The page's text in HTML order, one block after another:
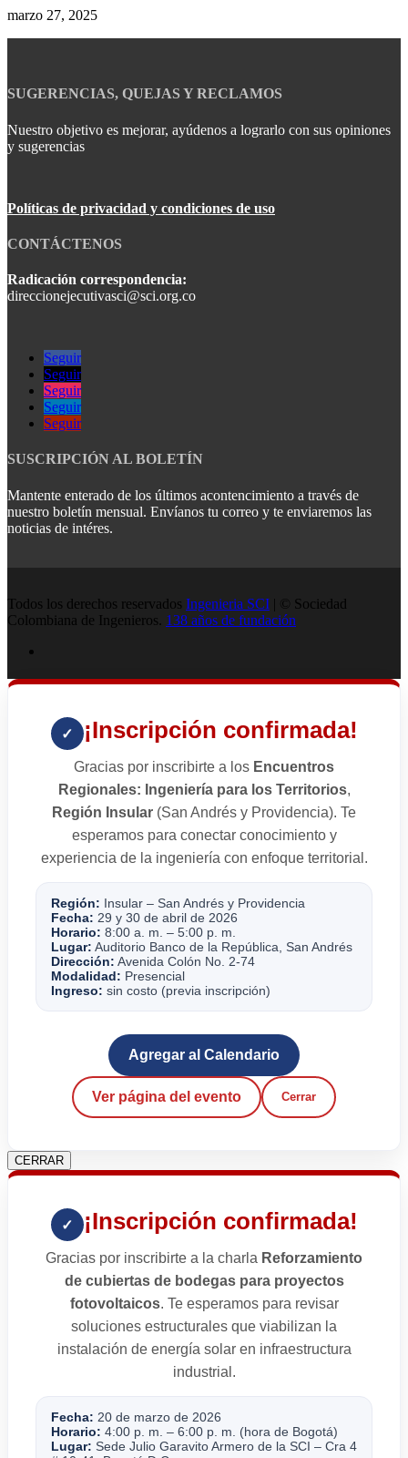
marzo 27, 2025
SUGERENCIAS, QUEJAS Y RECLAMOS
Nuestro objetivo es mejorar, ayúdenos a lograrlo con sus opiniones
y sugerencias
Políticas de privacidad y condiciones de uso
CONTÁCTENOS
Radicación correspondencia:
direccionejecutivasci@sci.org.co
Seguir
Seguir
Seguir
Seguir
Seguir
SUSCRIPCIÓN AL BOLETÍN
Mantente enterado de los últimos acontencimiento a través de
nuestro boletín mensual. Envíanos tu correo y te enviaremos las
noticias de intéres.
Todos los derechos reservados Ingenieria SCI | © Sociedad
Colombiana de Ingenieros. 138 años de fundación
✓ ¡Inscripción confirmada!
Gracias por inscribirte a los Encuentros
Regionales: Ingeniería para los Territorios,
Región Insular (San Andrés y Providencia). Te
esperamos para conectar conocimiento y
experiencia de la ingeniería con enfoque territorial.
Región: Insular – San Andrés y Providencia
Fecha: 29 y 30 de abril de 2026
Horario: 8:00 a. m. – 5:00 p. m.
Lugar: Auditorio Banco de la República, San Andrés
Dirección: Avenida Colón No. 2-74
Modalidad: Presencial
Ingreso: sin costo (previa inscripción)
Agregar al Calendario
Ver página del evento Cerrar
CERRAR
✓ ¡Inscripción confirmada!
Gracias por inscribirte a la charla Reforzamiento
de cubiertas de bodegas para proyectos
fotovoltaicos. Te esperamos para revisar
soluciones estructurales que viabilizan la
instalación de energía solar en infraestructura
industrial.
Fecha: 20 de marzo de 2026
Horario: 4:00 p. m. – 6:00 p. m. (hora de Bogotá)
Lugar: Sede Julio Garavito Armero de la SCI – Cra 4